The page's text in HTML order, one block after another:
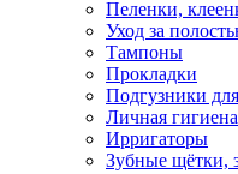
Пеленки,
Уход за
Тампоны
Прокладки
Подгузники
Личная гигиена
Ирригаторы
Зубные щётки,